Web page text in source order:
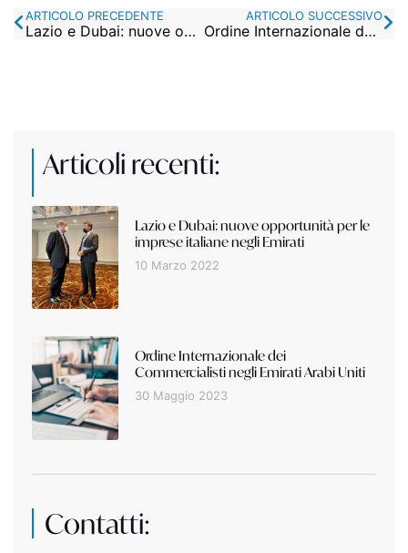
ARTICOLO PRECEDENTE
Lazio e Dubai: nuove opportunità per le imprese italiane negli Emirati
ARTICOLO SUCCESSIVO
Ordine Internazionale dei Commercialisti negli Emirati Arabi Uniti
Articoli recenti:
Lazio e Dubai: nuove opportunità per le
imprese italiane negli Emirati
10 Marzo 2022
Ordine Internazionale dei
Commercialisti negli Emirati Arabi Uniti
30 Maggio 2023
Contatti: